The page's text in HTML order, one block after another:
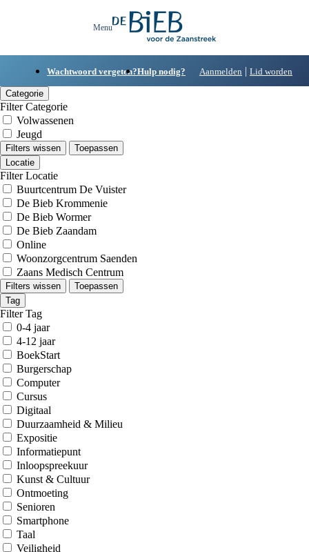
Wachtwoord vergeten?Hulp nodig? Aanmelden | Lid worden
Categorie
Filter Categorie
Volwassenen
Jeugd
Filters wissen
Toepassen
Locatie
Filter Locatie
Buurtcentrum De Vuister
De Bieb Krommenie
De Bieb Wormer
De Bieb Zaandam
Online
Woonzorgcentrum Saenden
Zaans Medisch Centrum
Filters wissen
Toepassen
Tag
Filter Tag
0-4 jaar
4-12 jaar
BoekStart
Burgerschap
Computer
Cursus
Digitaal
Duurzaamheid & Milieu
Expositie
Informatiepunt
Inloopspreekuur
Kunst & Cultuur
Ontmoeting
Senioren
Smartphone
Taal
Veiligheid